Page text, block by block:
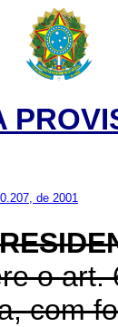
de 2001
o art.
com